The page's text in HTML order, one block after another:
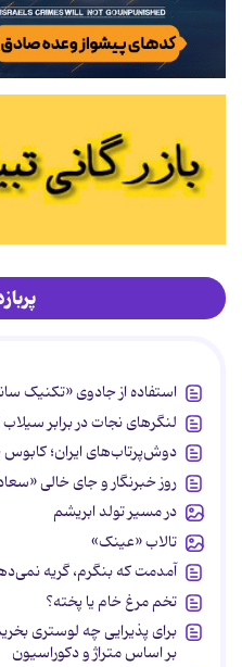
استفاده از جادوی «تکنیک
لنگرهای نجات در برابر
دوش‌پرتاب‌های ایران؛
روز خبرنگار و جای خالی
در مسیر تولد ابریشم
تالاب «عینک»
آمدمت که بنگرم، گریه
تخم مرغ خام یا پخته؟
برای پذیرایی چه لوستری
بر اساس متراژ و دکوراسیون